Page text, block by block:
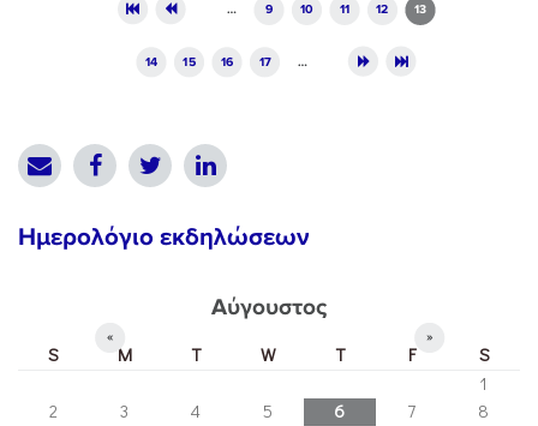
… 9 10 11 12 13
14 15 16 17 …
Ημερολόγιο εκδηλώσεων
Αύγουστος
« »
S M T W T F
S
1
2
3 4 5 6 7
8